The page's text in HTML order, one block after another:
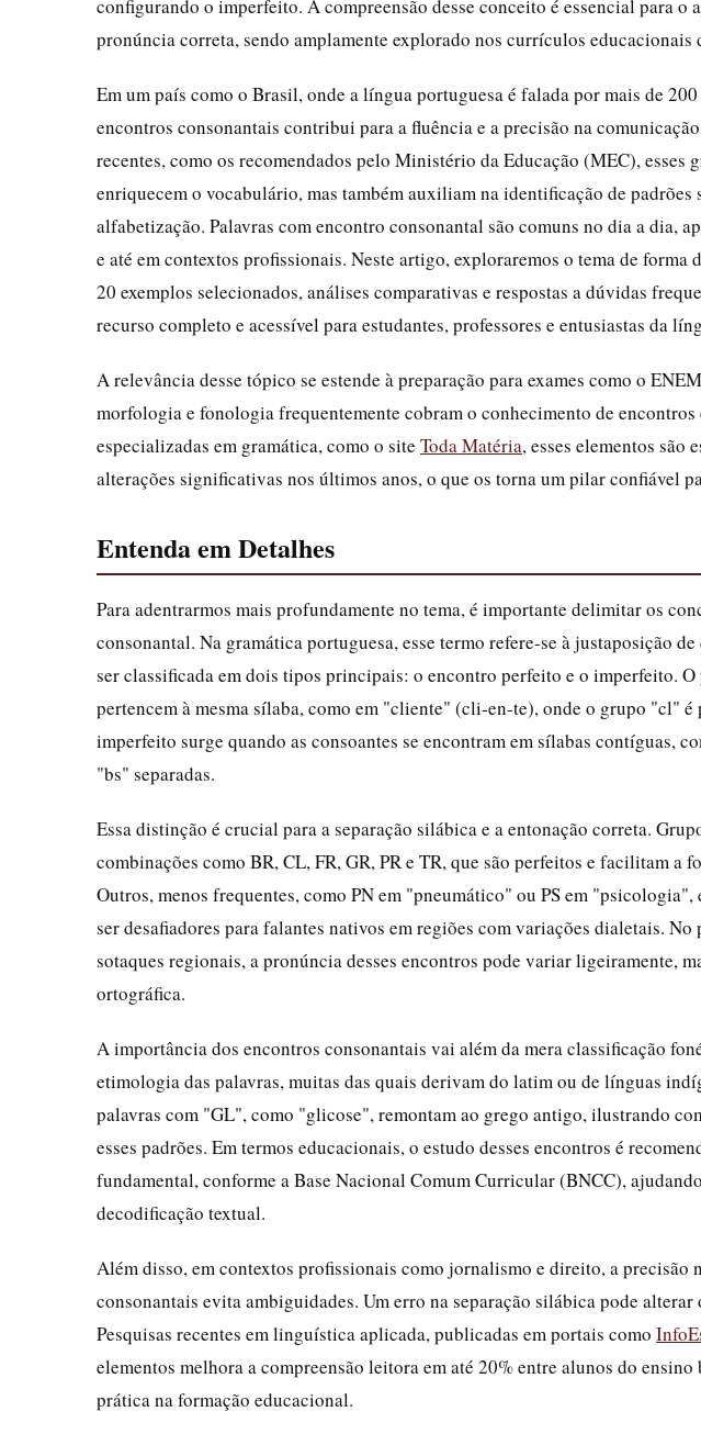
configurando o imperfeito. A compreensão desse conceito é essencial para o
pronúncia correta, sendo amplamente explorado nos currículos
Em um país como o Brasil, onde a língua portuguesa é falada por mais de
encontros consonantais contribui para a fluência e a precisão na
recentes, como os recomendados pelo Ministério da Educação (MEC), esses
enriquecem o vocabulário, mas também auxiliam na identificação de
alfabetização. Palavras com encontro consonantal são comuns no dia a dia,
e até em contextos profissionais. Neste artigo, exploraremos o tema de forma
20 exemplos selecionados, análises comparativas e respostas a dúvidas
recurso completo e acessível para estudantes, professores e entusiastas da
A relevância desse tópico se estende à preparação para exames como o
morfologia e fonologia frequentemente cobram o conhecimento de
especializadas em gramática, como o site Toda Matéria, esses elementos são
alterações significativas nos últimos anos, o que os torna um pilar confiável
Entenda em Detalhes
Para adentrarmos mais profundamente no tema, é importante delimitar os
consonantal. Na gramática portuguesa, esse termo refere-se à justaposição
ser classificada em dois tipos principais: o encontro perfeito e o imperfeito.
pertencem à mesma sílaba, como em "cliente" (cli-en-te), onde o grupo "cl"
imperfeito surge quando as consoantes se encontram em sílabas contíguas,
"bs" separadas.
Essa distinção é crucial para a separação silábica e a entonação correta.
combinações como BR, CL, FR, GR, PR e TR, que são perfeitos e facilitam a
Outros, menos frequentes, como PN em "pneumático" ou PS em
ser desafiadores para falantes nativos em regiões com variações dialetais.
sotaques regionais, a pronúncia desses encontros pode variar ligeiramente,
ortográfica.
A importância dos encontros consonantais vai além da mera classificação
etimologia das palavras, muitas das quais derivam do latim ou de línguas
palavras com "GL", como "glicose", remontam ao grego antigo, ilustrando
esses padrões. Em termos educacionais, o estudo desses encontros é
fundamental, conforme a Base Nacional Comum Curricular (BNCC),
decodificação textual.
Além disso, em contextos profissionais como jornalismo e direito, a precisão
consonantais evita ambiguidades. Um erro na separação silábica pode
Pesquisas recentes em linguística aplicada, publicadas em portais como
elementos melhora a compreensão leitora em até 20% entre alunos do
prática na formação educacional.